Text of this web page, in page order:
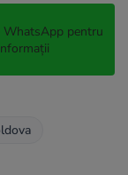
WhatsApp pentru